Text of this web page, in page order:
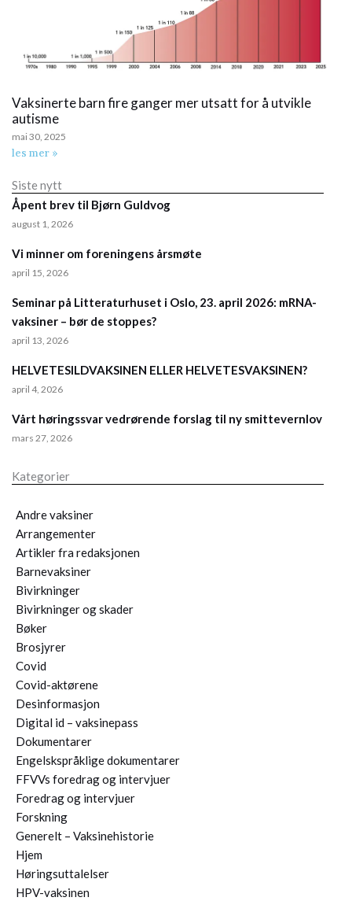
Siste nytt
Åpent brev til Bjørn Guldvog
august 1, 2026
Vi minner om foreningens årsmøte
april 15, 2026
Seminar på Litteraturhuset i Oslo, 23. april 2026: mRNA-
vaksiner – bør de stoppes?
april 13, 2026
HELVETESILDVAKSINEN ELLER HELVETESVAKSINEN?
april 4, 2026
Vårt høringssvar vedrørende forslag til ny smittevernlov
mars 27, 2026
Kategorier
Andre vaksiner
Arrangementer
Artikler fra redaksjonen
Barnevaksiner
Bivirkninger
Bivirkninger og skader
Bøker
Brosjyrer
Covid
Covid-aktørene
Desinformasjon
Digital id – vaksinepass
Dokumentarer
Engelskspråklige dokumentarer
FFVVs foredrag og intervjuer
Foredrag og intervjuer
Forskning
Generelt – Vaksinehistorie
Hjem
Høringsuttalelser
HPV-vaksinen
Vaksinerte barn fire ganger mer utsatt for å utvikle
autisme
mai 30, 2025
les mer »